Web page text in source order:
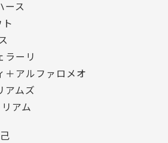
ース
ラーリ
＋アルファロメオ
アムズ
アム